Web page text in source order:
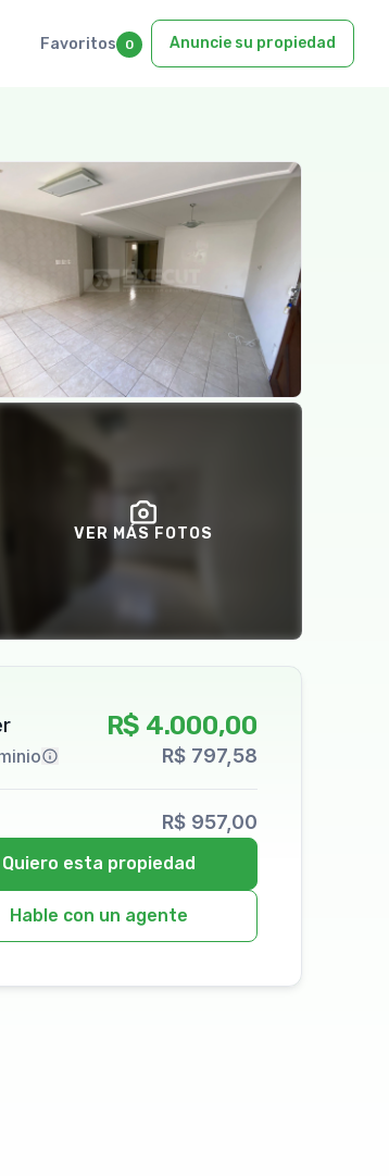
Favoritos 0 Anuncie su propiedad
VER MÁS FOTOS
R$ 4.000,00
R$ 797,58
R$ 957,00
Quiero esta propiedad
Hable con un agente